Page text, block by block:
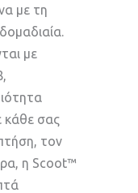
με τη
με
κάθε σας
τον
η Scoot™